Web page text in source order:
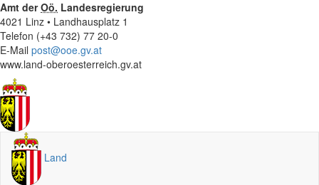
Amt derOö. Landesregierung
4021 Linz • Landhausplatz 1
Telefon (+43 732) 77 20-0
E-Mail post@ooe.gv.at
www.land-oberoesterreich.gv.at
Land